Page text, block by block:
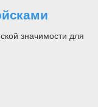
значимости для